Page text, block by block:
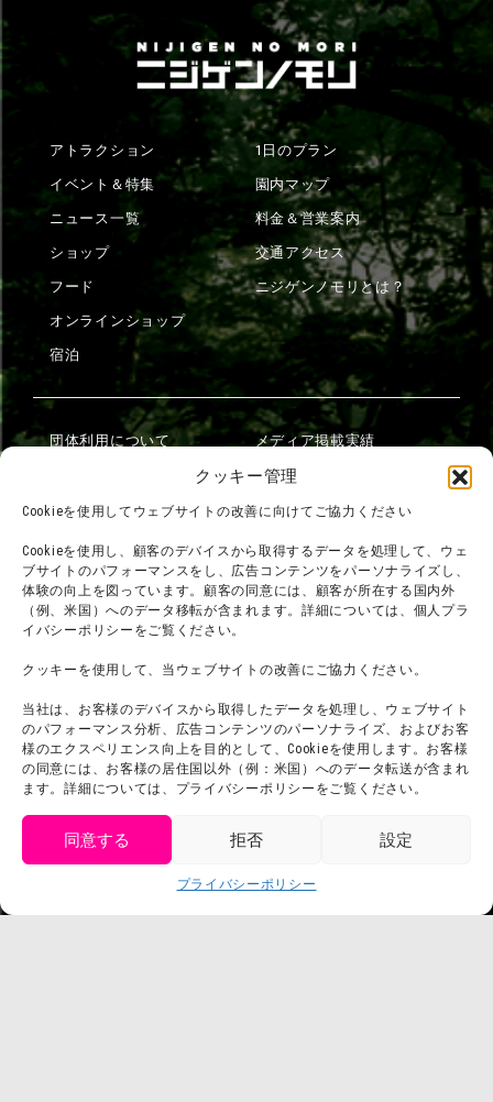
クッキー管理
Cookieを使用してウェブサイトの改善に向けてご協力ください
Cookieを使用し、顧客のデバイスから取得するデータを処理して、ウェ
ブサイトのパフォーマンスをし、広告コンテンツをパーソナライズし、
体験の向上を図っています。顧客の同意には、顧客が所在する国内外
（例、米国）へのデータ移転が含まれます。詳細については、個人プラ
イバシーポリシーをご覧ください。
クッキーを使用して、当ウェブサイトの改善にご協力ください。
当社は、お客様のデバイスから取得したデータを処理し、ウェブサイト
のパフォーマンス分析、広告コンテンツのパーソナライズ、およびお客
様のエクスペリエンス向上を目的として、Cookieを使用します。お客様
の同意には、お客様の居住国以外（例：米国）へのデータ転送が含まれ
ます。詳細については、プライバシーポリシーをご覧ください。
同意する 拒否 設定
プライバシーポリシー
アトラクション
イベント＆特集
ニュース一覧
ショップ
フード
オンラインショップ
宿泊
1日のプラン
園内マップ
料金＆営業案内
交通アクセス
ニジゲンノモリとは？
団体利用について
チームビルディング計画
よくある質問・
利用規約
プライバシーポリシー
プレスリリース
メディア掲載実績
SNS
法令に基づく表記
会社概要
スタッフ募集